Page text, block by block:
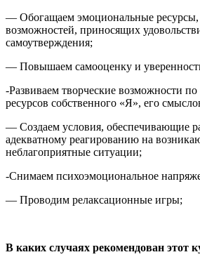
— Обогащаем эмоциональные
возможностей, приносящих
самоутверждения;
— Повышаем самооценку и
-Развиваем творческие возможности
ресурсов собственного «Я», его
— Создаем условия, обеспечивающие
адекватному реагированию на
неблагоприятные ситуации;
-Снимаем психоэмоциональное
— Проводим релаксационные игры;
В каких случаях рекомендован этот